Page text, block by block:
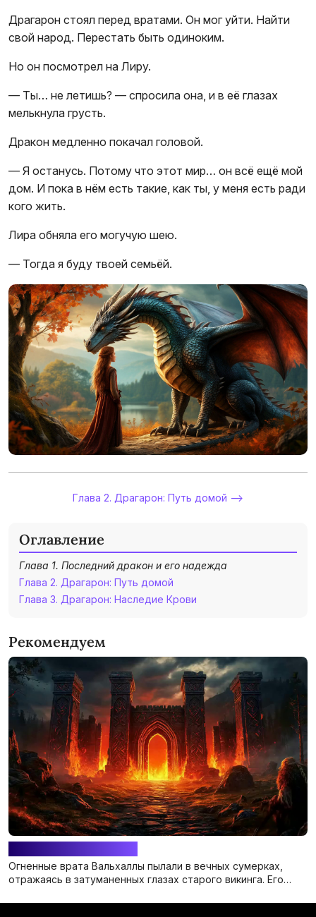
Драгарон стоял перед вратами. Он мог уйти. Найти
свой народ. Перестать быть одиноким.
Но он посмотрел на Лиру.
— Ты… не летишь? — спросила она, и в её глазах
мелькнула грусть.
Дракон медленно покачал головой.
— Я останусь. Потому что этот мир… он всё ещё мой
дом. И пока в нём есть такие, как ты, у меня есть ради
кого жить.
Лира обняла его могучую шею.
— Тогда я буду твоей семьёй.
Глава 2. Драгарон: Путь домой -->
Оглавление
Глава 1. Последний дракон и его надежда
Глава 2. Драгарон: Путь домой
Глава 3. Драгарон: Наследие Крови
Рекомендуем
Огненные врата Вальхаллы пылали в вечных сумерках,
отражаясь в затуманенных глазах старого викинга. Его
он сразил столько врагов, что даже валькирии устали